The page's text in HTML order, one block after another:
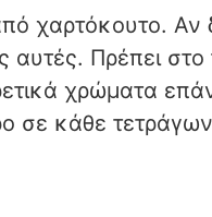
χαρτόκουτο. Αν
αυτές. Πρέπει
χρώματα
σε κάθε